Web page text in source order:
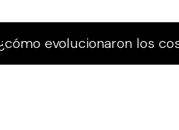
evolucionaron los